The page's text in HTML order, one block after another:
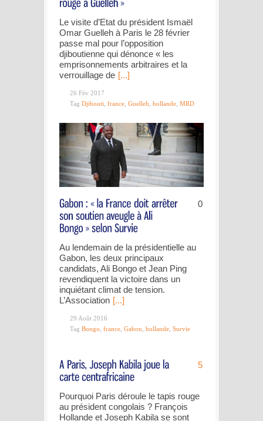
Le visite d’Etat du président Ismaël
Omar Guelleh à Paris le 28 février
passe mal pour l’opposition
djiboutienne qui dénonce « les
emprisonnements arbitraires et la
verrouillage de [...]
26 Fév 2017
Tag Djibouti france Guelleh hollande MRD
0
Au lendemain de la présidentielle au
Gabon, les deux principaux
candidats, Ali Bongo et Jean Ping
revendiquent la victoire dans un
inquiétant climat de tension.
L’Association [...]
29 Août 2016
Tag Bongo france Gabon hollande Survie
5
Pourquoi Paris déroule le tapis rouge
au président congolais ? François
Hollande et Joseph Kabila se sont